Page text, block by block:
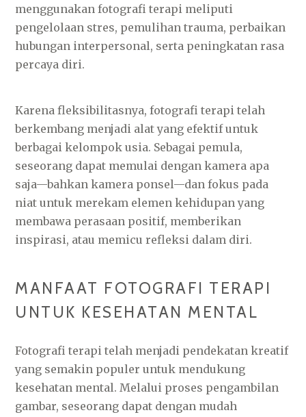
menggunakan fotografi terapi meliputi
pengelolaan stres, pemulihan trauma, perbaikan
hubungan interpersonal, serta peningkatan rasa
percaya diri.
Karena fleksibilitasnya, fotografi terapi telah
berkembang menjadi alat yang efektif untuk
berbagai kelompok usia. Sebagai pemula,
seseorang dapat memulai dengan kamera apa
saja—bahkan kamera ponsel—dan fokus pada
niat untuk merekam elemen kehidupan yang
membawa perasaan positif, memberikan
inspirasi, atau memicu refleksi dalam diri.
MANFAAT FOTOGRAFI TERAPI
UNTUK KESEHATAN MENTAL
Fotografi terapi telah menjadi pendekatan kreatif
yang semakin populer untuk mendukung
kesehatan mental. Melalui proses pengambilan
gambar, seseorang dapat dengan mudah